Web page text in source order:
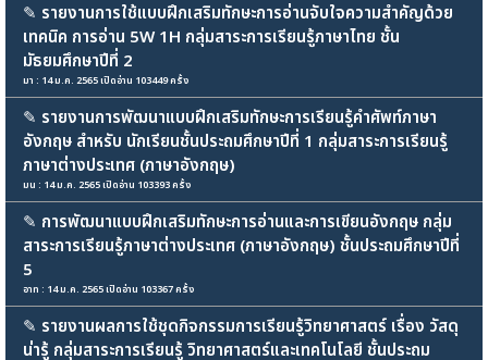
✎ รายงานการใช้แบบฝึกเสริมทักษะการอ่านจับใจความสำคัญด้วย
เทคนิค การอ่าน 5W 1H กลุ่มสาระการเรียนรู้ภาษาไทย ชั้น
มัธยมศึกษาปีที่ 2
มา : 14 ม.ค. 2565 เปิดอ่าน 103449 ครั้ง
✎ รายงานการพัฒนาแบบฝึกเสริมทักษะการเรียนรู้คำศัพท์ภาษา
อังกฤษ สำหรับ นักเรียนชั้นประถมศึกษาปีที่ 1 กลุ่มสาระการเรียนรู้
ภาษาต่างประเทศ (ภาษาอังกฤษ)
มน : 14 ม.ค. 2565 เปิดอ่าน 103393 ครั้ง
✎ การพัฒนาแบบฝึกเสริมทักษะการอ่านและการเขียนอังกฤษ กลุ่ม
สาระการเรียนรู้ภาษาต่างประเทศ (ภาษาอังกฤษ) ชั้นประถมศึกษาปีที่
5
อาท : 14 ม.ค. 2565 เปิดอ่าน 103367 ครั้ง
✎ รายงานผลการใช้ชุดกิจกรรมการเรียนรู้วิทยาศาสตร์ เรื่อง วัสดุ
น่ารู้ กลุ่มสาระการเรียนรู้ วิทยาศาสตร์และเทคโนโลยี ชั้นประถม